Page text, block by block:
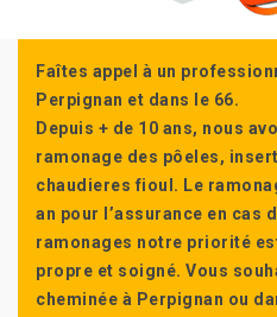
Faîtes appel à un
Perpignan et dans le 66.
Depuis + de 10 ans, nous
ramonage des pôeles,
chaudieres fioul. Le
an pour l’assurance en cas
ramonages notre priorité
propre et soigné. Vous
cheminée à Perpignan ou